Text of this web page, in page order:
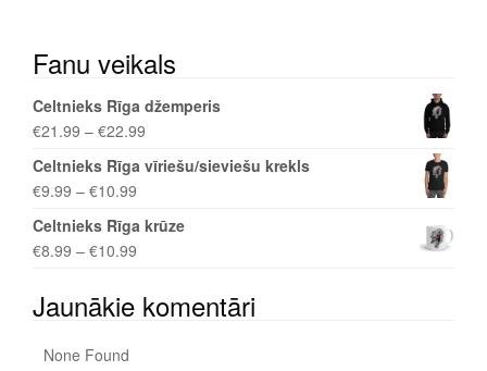
Fanu veikals
Celtnieks Rīga džemperis
€21.99 – €22.99
Celtnieks Rīga vīriešu/sieviešu krekls
€9.99 – €10.99
Celtnieks Rīga krūze
€8.99 – €10.99
Jaunākie komentāri
None Found